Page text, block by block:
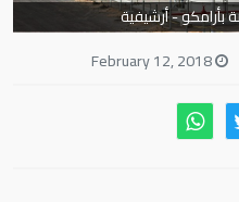
بأرامكو - أرشيفية
February 12, 2018